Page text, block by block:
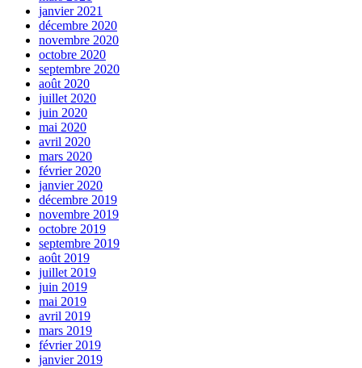
janvier 2021
décembre 2020
novembre 2020
octobre 2020
septembre 2020
août 2020
juillet 2020
juin 2020
mai 2020
avril 2020
mars 2020
février 2020
janvier 2020
décembre 2019
novembre 2019
octobre 2019
septembre 2019
août 2019
juillet 2019
juin 2019
mai 2019
avril 2019
mars 2019
février 2019
janvier 2019